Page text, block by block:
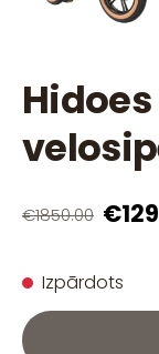
€1850.00
Izpārdots